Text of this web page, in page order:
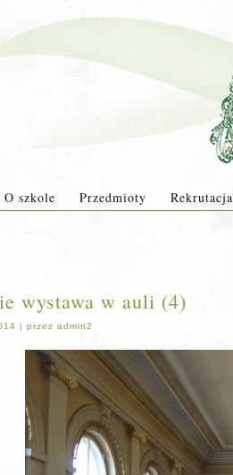
O szkole Przedmioty Rekrutacja
wystawa w auli (4)
| przez admin2